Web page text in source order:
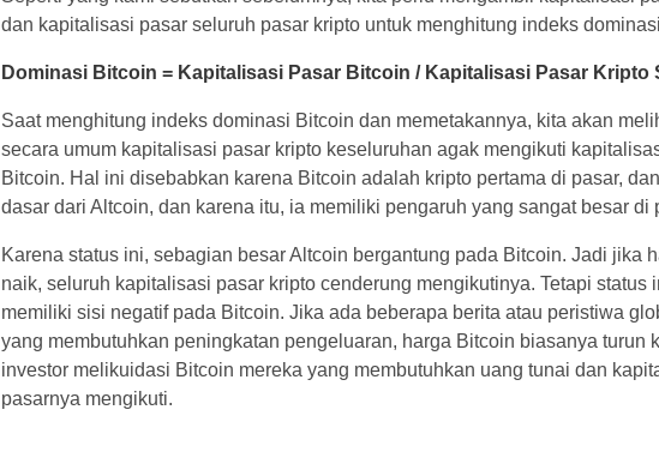
Bitcoin dan kapitalisasi pasar seluruh pasar kripto untuk menghitung
Dominasi Bitcoin = Kapitalisasi Pasar Bitcoin / Kapitalisasi Pasar
Seluruhnya
bahwa secara umum kapitalisasi pasar kripto keseluruhan agak
pasar Bitcoin. Hal ini disebabkan karena Bitcoin adalah kripto pertama di
merupakan dasar dari Altcoin, dan karena itu, ia memiliki pengaruh
besar di pasar.
Karena status ini, sebagian besar Altcoin bergantung pada Bitcoin. Jadi